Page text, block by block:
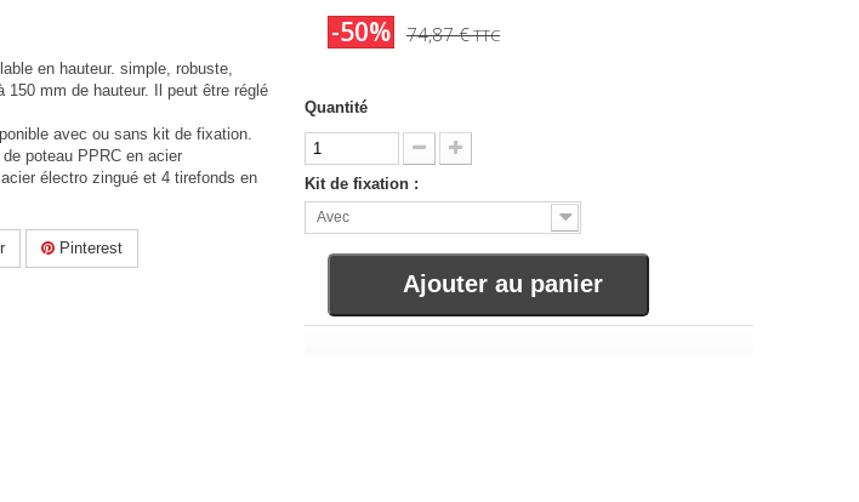
en hauteur. simple, robuste,
150 mm de hauteur. Il peut être réglé
avec ou sans kit de fixation.
de poteau PPRC en acier
électro zingué et 4 tirefonds en
Pinterest
-50% 74,87 €TTC
Quantité
Kit de fixation :
Avec
Ajouter au panier